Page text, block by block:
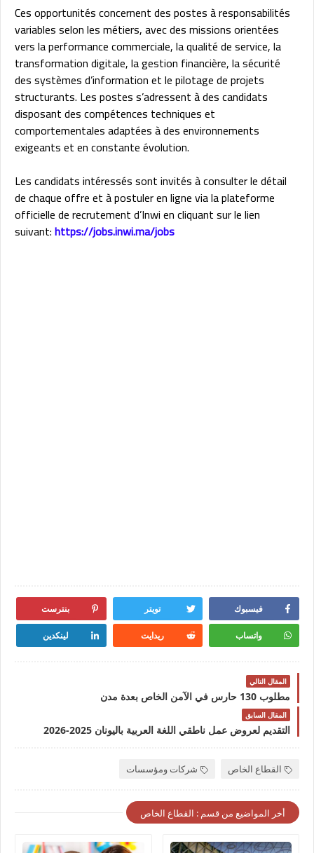
Ces opportunités concernent des postes à responsabilités
variables selon les métiers, avec des missions orientées
vers la performance commerciale, la qualité de service, la
transformation digitale, la gestion financière, la sécurité
des systèmes d’information et le pilotage de projets
structurants. Les postes s’adressent à des candidats
disposant des compétences techniques et
comportementales adaptées à des environnements
exigeants et en constante évolution.
Les candidats intéressés sont invités à consulter le détail
de chaque offre et à postuler en ligne via la plateforme
officielle de recrutement d’Inwi en cliquant sur le lien
suivant:https://jobs.inwi.ma/jobs
فيسبوك تويتر بنترست
واتساب ريدايت لينكدين
المقال التالي
مطلوب 130 حارس في الآمن الخاص بعدة مدن
المقال السابق
التقديم لعروض عمل ناطقي اللغة العربية باليونان 2025-2026
القطاع الخاص شركات ومؤسسات
أخر المواضيع من قسم : القطاع الخاص